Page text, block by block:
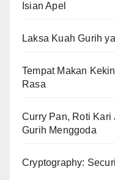
Isian Apel
Laksa Kuah Gurih
Tempat Makan
Rasa
Curry Pan, Roti Kari
Gurih Menggoda
Cryptography: